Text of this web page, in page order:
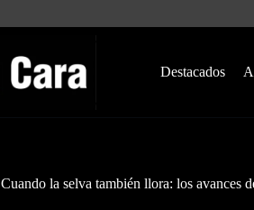
Destacados
Cuando la selva también llora: los avances